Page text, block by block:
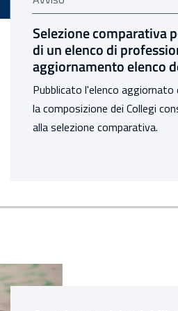
Selezione comparativa per la
Calcolo dei premi
2026
Con circolare n. 35 del 22
aggiornamenti dei limiti di
il calcolo dei premi